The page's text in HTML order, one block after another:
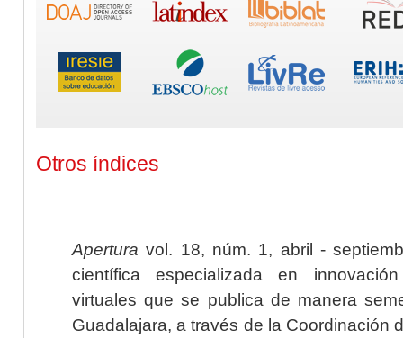
Otros índices
Apertura vol. 18, núm. 1, abril -
científica especializada en
virtuales que se publica de manera
Guadalajara, a través de la Coordinación